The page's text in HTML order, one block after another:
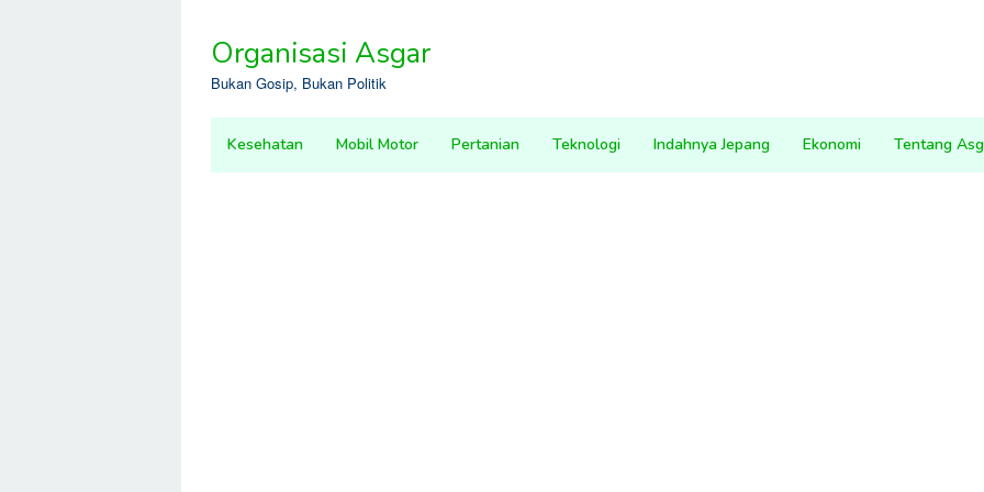
contentOrganisasi Asgar
Bukan Gosip, Bukan Politik
Kesehatan Mobil Motor Pertanian Teknologi Indahnya Jepang Ekonomi Tentang